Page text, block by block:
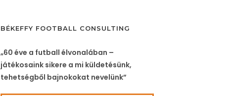
BÉKEFFY FOOTBALL CONSULTING
„60 éve a futball élvonalában –
játékosaink sikere a mi küldetésünk,
tehetségből bajnokokat nevelünk”